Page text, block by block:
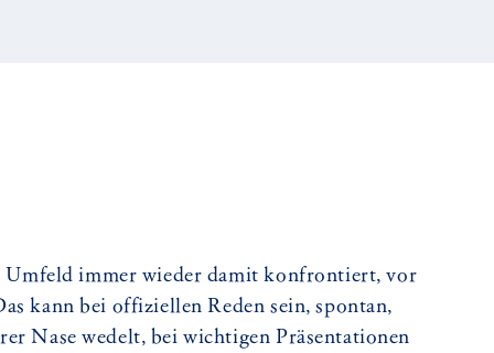
Umfeld immer wieder damit konfrontiert, vor
kann bei offiziellen Reden sein, spontan,
Nase wedelt, bei wichtigen Präsentationen